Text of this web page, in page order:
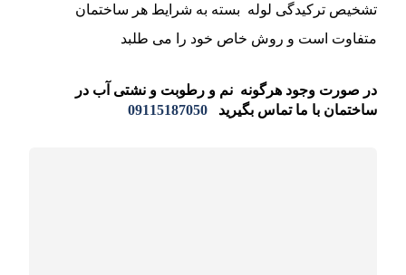
تشخیص ترکیدگی لوله بسته به شرایط هر ساختمان
متفاوت است و روش خاص خود را می طلبد
در صورت وجود هرگونه نم و رطوبت و نشتی آب در
ساختمان با ما تماس بگیرید09115187050